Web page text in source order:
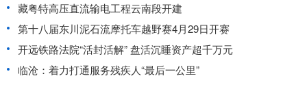
藏粤特高压直流输电工程云南段开建
第十八届东川泥石流摩托车越野赛4月29日开赛
开远铁路法院“活封活解” 盘活沉睡资产超千万元
临沧：着力打通服务残疾人“最后一公里”